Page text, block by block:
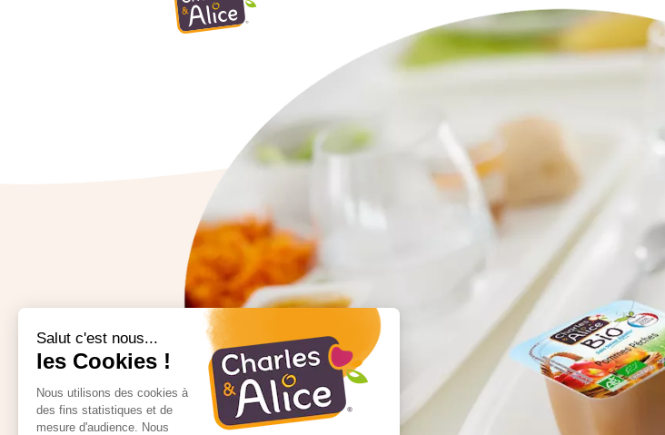
Salut c'est nous...
les Cookies !
Nous utilisons des cookies à
des fins statistiques et de
mesure d'audience. Nous